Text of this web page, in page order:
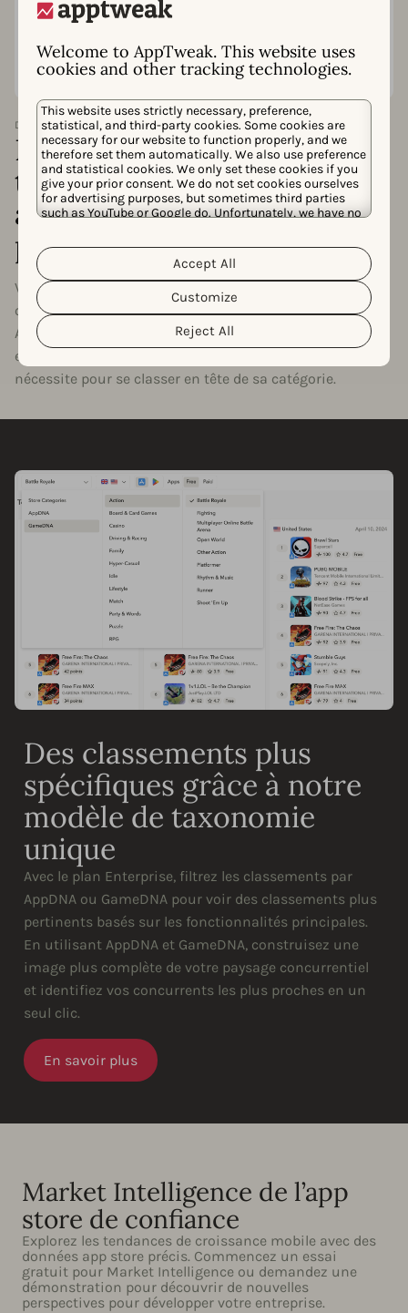
Welcome to AppTweak. This website uses
cookies and other tracking technologies.
This website uses strictly necessary, preference,
statistical, and third-party cookies. Some cookies are
necessary for our website to function properly, and we
therefore set them automatically. We also use preference
and statistical cookies. We only set these cookies if you
give your prior consent. We do not set cookies ourselves
for advertising purposes, but sometimes third parties
such as YouTube or Google do. Unfortunately, we have no
personal data and the different cookies we use, please
read our
Cookie Policy&Privacy Policy
customize your cookie settings and preferences by
clicking the “Customize” button.
Reject All
Customize
Accept All
DOWNLOADS TO TOP
De combien de
téléchargements mon
application a-t-elle besoin
pour atteindre le top 10 ?
Vous souhaitez savoir ce qu'il faudra pour que votre app
ou jeu se classe dans le top 1, 5 ou 10 de votre catégorie ?
Avec Téléchargements pour atteindre le top, nous
estimerons combien de téléchargements votre app
nécessite pour se classer en tête de sa catégorie.
Des classements plus
spécifiques grâce à notre
modèle de taxonomie
unique
Avec le plan Enterprise, filtrez les classements par
AppDNA ou GameDNA pour voir des classements plus
pertinents basés sur les fonctionnalités principales.
En utilisant AppDNA et GameDNA, construisez une
image plus complète de votre paysage concurrentiel
et identifiez vos concurrents les plus proches en un
seul clic.
En savoir plus
Market Intelligence de l’app
store de confiance
Explorez les tendances de croissance mobile avec des
données app store précis. Commencez un essai
gratuit pour Market Intelligence ou demandez une
démonstration pour découvrir de nouvelles
perspectives pour développer votre entreprise.